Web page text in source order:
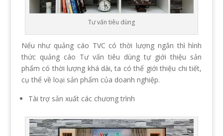
Tư vấn tiêu dùng
Nếu như quảng cáo TVC có thời lượng ngắn thì hình
thức quảng cáo Tư vấn tiêu dùng tự giới thiệu sản
phẩm có thời lượng khá dài, ta có thể giới thiệu chi tiết,
cụ thể về loại sản phẩm của doanh nghiệp.
Tài trợ sản xuất các chương trình